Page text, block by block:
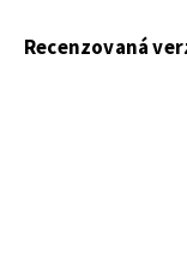
Recenzovaná